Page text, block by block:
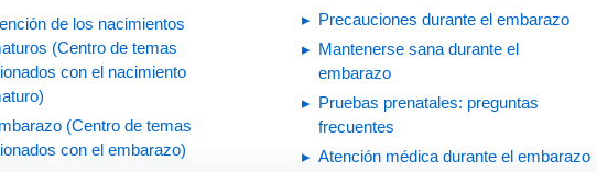
de los nacimientos
(Centro de temas
con el nacimiento
(Centro de temas
con el embarazo)
Precauciones durante el embarazo
Mantenerse sana durante el
embarazo
Pruebas prenatales: preguntas
frecuentes
Atención médica durante el embarazo